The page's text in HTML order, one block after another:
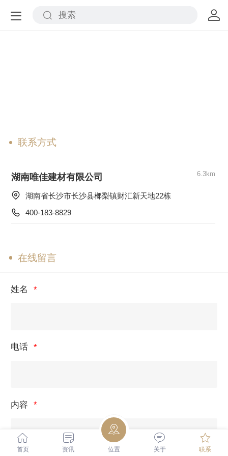
联系方式
湖南唯佳建材有限公司 6.3km
湖南省长沙市长沙县榔梨镇财汇新天地22栋
400-183-8829
在线留言
姓名
电话
内容
首页 资讯 位置 关于 联系